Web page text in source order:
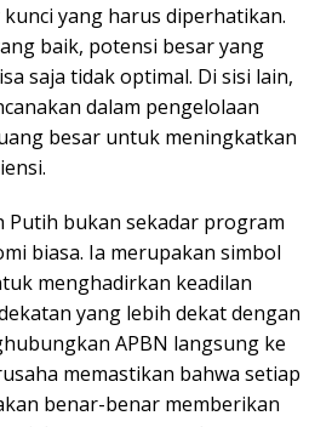
yang harus diperhatikan.
baik, potensi besar yang
saja tidak optimal. Di sisi lain,
dalam pengelolaan
besar untuk meningkatkan
Putih bukan sekadar program
biasa. Ia merupakan simbol
menghadirkan keadilan
yang lebih dekat dengan
APBN langsung ke
memastikan bahwa setiap
benar-benar memberikan